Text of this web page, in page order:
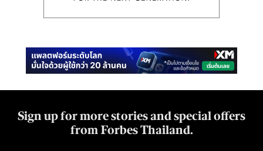
Sign up for more stories and special offers
from Forbes Thailand.